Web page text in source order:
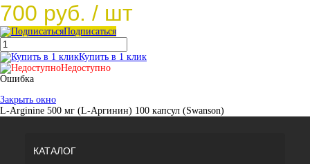
700 руб. / шт
Подписаться
Купить в 1 клик
Недоступно
Ошибка
Закрыть окно
L-Arginine 500 мг (L-Аргинин) 100 капсул (Swanson)
КАТАЛОГ